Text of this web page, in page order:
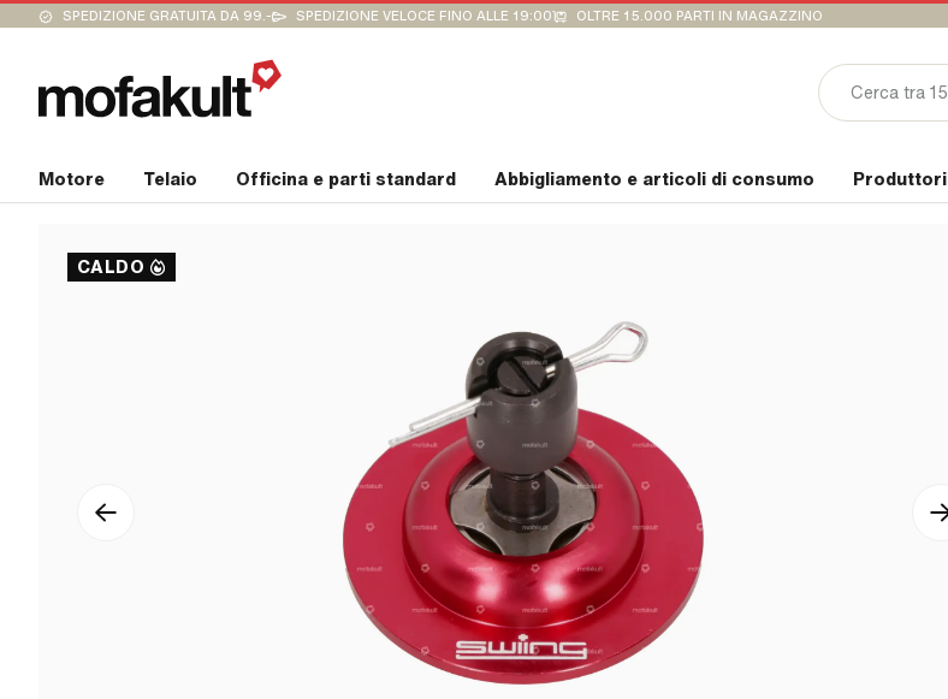
SPEDIZIONE GRATUITA DA 99.- SPEDIZIONE VELOCE FINO ALLE 19:00 OLTRE 15.000 PARTI IN MAGAZZINO
Motore Telaio Officina e parti standard Abbigliamento e articoli di consumo Produttori
CALDO